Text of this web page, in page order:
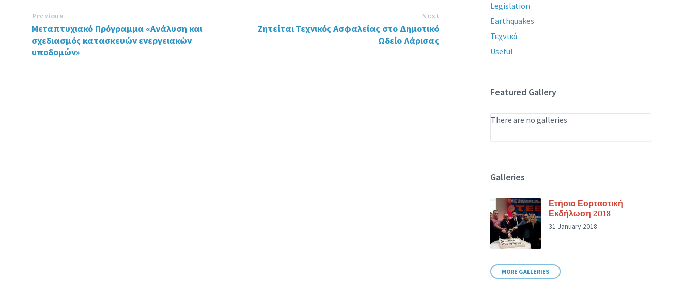
o
o
k
dI
n
Previous
Μεταπτυχιακό Πρόγραμμα «Ανάλυση και
σχεδιασμός κατασκευών ενεργειακών
υποδομών»
Next
Ζητείται Τεχνικός Ασφαλείας στο Δημοτικό
Ωδείο Λάρισας
Legislation
Earthquakes
Τεχνικά
Useful
Featured Gallery
There are no galleries
Galleries
Ετήσια Εορταστική
Εκδήλωση 2018
31 January 2018
MORE GALLERIES